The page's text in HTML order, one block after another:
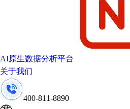
AI原生数据分析平台
关于我们
400-811-8890